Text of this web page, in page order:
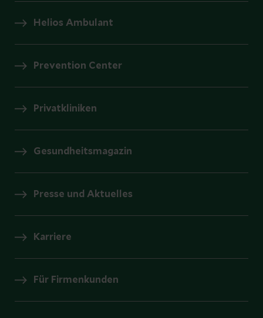
Helios Ambulant
Prevention Center
Privatkliniken
Gesundheitsmagazin
Presse und Aktuelles
Karriere
Für Firmenkunden